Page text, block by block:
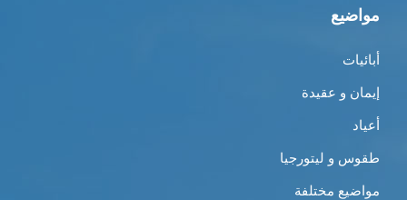
مواضيع
أبائيات
إيمان و عقيدة
أعياد
طقوس و ليتورجيا
مواضيع مختلفة